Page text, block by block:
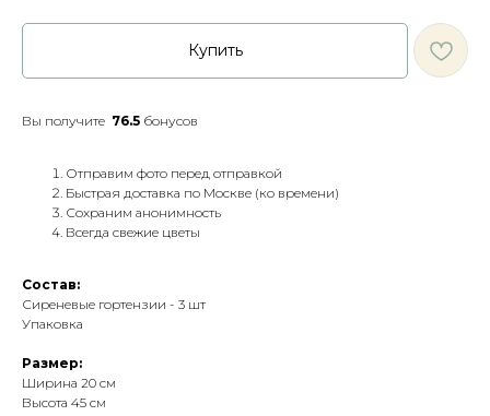
Купить
Вы получите 76.5 бонусов
Отправим фото перед отправкой
Быстрая доставка по Москве (ко времени)
Сохраним анонимность
Всегда свежие цветы
Состав:
Сиреневые гортензии - 3 шт
Упаковка
Размер:
Ширина 20 см
Высота 45 см